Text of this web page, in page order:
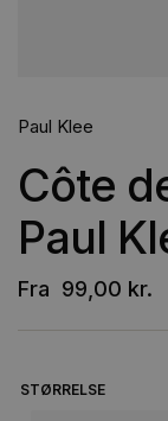
Paul Klee
Côte
Paul
Fra 99,00 kr.
STØRRELSE